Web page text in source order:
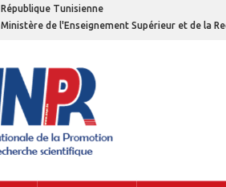
République Tunisienne
Ministère de l'Enseignement Supérieur et de la